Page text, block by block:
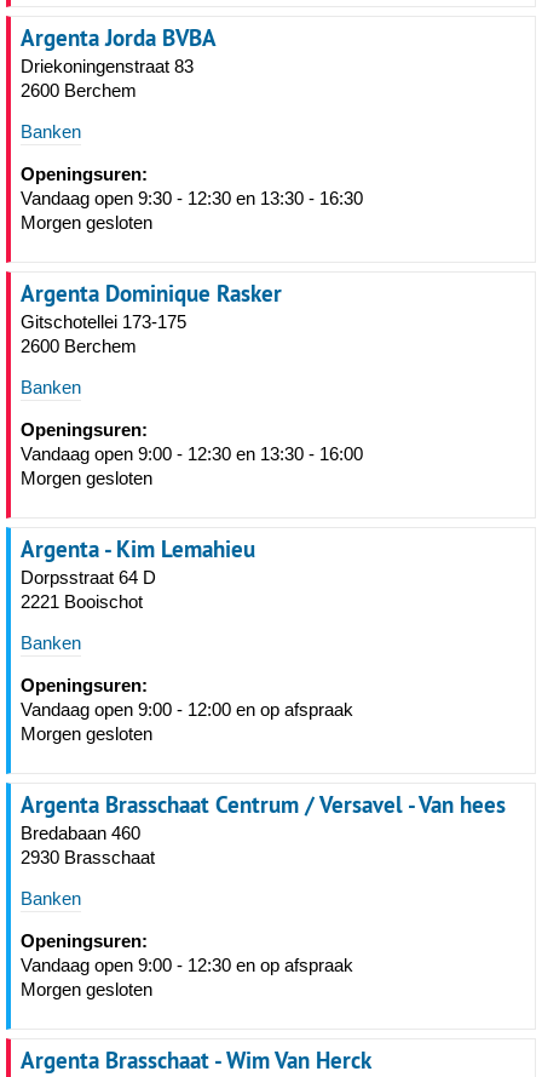
Argenta Jorda BVBA
Driekoningenstraat 83
2600 Berchem
Banken
Openingsuren:
Vandaag open 9:30 - 12:30 en 13:30 - 16:30
Morgen gesloten
Argenta Dominique Rasker
Gitschotellei 173-175
2600 Berchem
Banken
Openingsuren:
Vandaag open 9:00 - 12:30 en 13:30 - 16:00
Morgen gesloten
Argenta - Kim Lemahieu
Dorpsstraat 64 D
2221 Booischot
Banken
Openingsuren:
Vandaag open 9:00 - 12:00 en op afspraak
Morgen gesloten
Argenta Brasschaat Centrum / Versavel - Van hees
Bredabaan 460
2930 Brasschaat
Banken
Openingsuren:
Vandaag open 9:00 - 12:30 en op afspraak
Morgen gesloten
Argenta Brasschaat - Wim Van Herck